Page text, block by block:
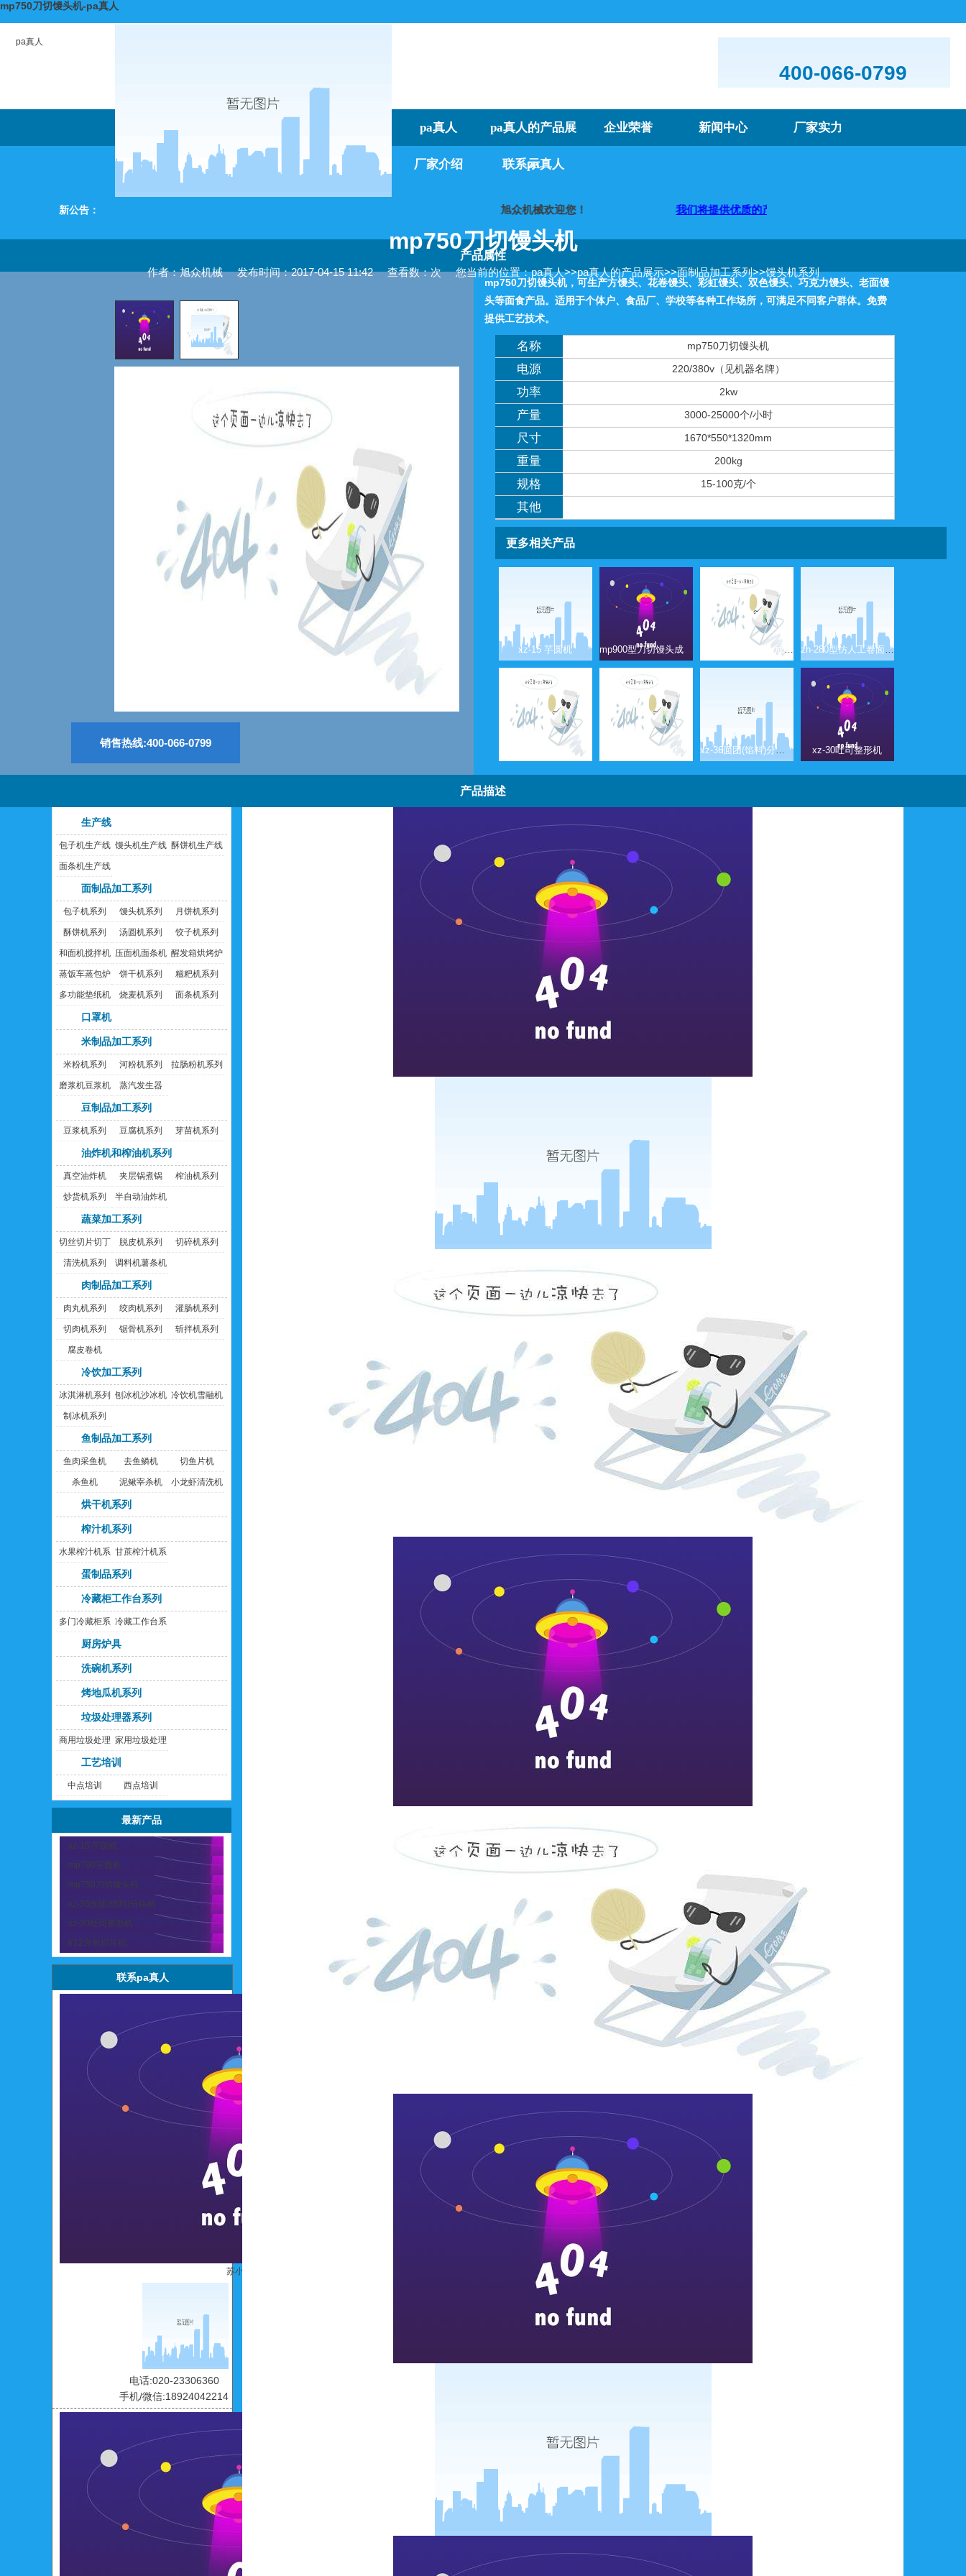
mp750刀切馒头机-pa真人
pa真人
400-066-0799
pa真人 pa真人的产品展
示
企业荣誉 新闻中心 厂家实力
厂家介绍 联系pa真人
新公告： 旭众机械欢迎您！ 我们将提供优质的产品及服务，欢迎咨询购买
mp750刀切馒头机
作者：旭众机械 发布时间：2017-04-15 11:42 查看数：次 您当前的位置：pa真人>>pa真人的产品展示>>面制品加工系列>>馒头机系列
产品属性
销售热线:400-066-0799
mp750刀切馒头机，可生产方馒头、花卷馒头、彩虹馒头、双色馒头、巧克力馒头、老面馒
头等面食产品。适用于个体户、食品厂、学校等各种工作场所，可满足不同客户群体。免费
提供工艺技术。
名称 mp750刀切馒头机
电源 220/380v（见机器名牌）
功率 2kw
产量 3000-25000个/小时
尺寸 1670*550*1320mm
重量 200kg
规格 15-100克/个
其他
更多相关产品
xz-15 芋圆机 mp900型刀切馒头成型机 mp800型刀切馒头成型机 zh-280型仿人工卷面式包子机馒头机
mp760芋圆机 mp750刀切馒头机 xz-36面团(馅料)分块机 xz-30吐司整形机
产品描述
生产线
包子机生产线 馒头机生产线 酥饼机生产线
面条机生产线
面制品加工系列
包子机系列 馒头机系列 月饼机系列
酥饼机系列 汤圆机系列 饺子机系列
和面机搅拌机 压面机面条机 醒发箱烘烤炉
蒸饭车蒸包炉 饼干机系列 糍粑机系列
多功能垫纸机 烧麦机系列 面条机系列
口罩机
米制品加工系列
米粉机系列 河粉机系列 拉肠粉机系列
磨浆机豆浆机 蒸汽发生器
豆制品加工系列
豆浆机系列 豆腐机系列 芽苗机系列
油炸机和榨油机系列
真空油炸机 夹层锅煮锅 榨油机系列
炒货机系列 半自动油炸机
蔬菜加工系列
切丝切片切丁
机
脱皮机系列 切碎机系列
清洗机系列 调料机薯条机
肉制品加工系列
肉丸机系列 绞肉机系列 灌肠机系列
切肉机系列 锯骨机系列 斩拌机系列
腐皮卷机
冷饮加工系列
冰淇淋机系列 刨冰机沙冰机 冷饮机雪融机
制冰机系列
鱼制品加工系列
鱼肉采鱼机 去鱼鳞机 切鱼片机
杀鱼机 泥鳅宰杀机 小龙虾清洗机
烘干机系列
榨汁机系列
水果榨汁机系
列
甘蔗榨汁机系
蛋制品系列
冷藏柜工作台系列
多门冷藏柜系
列
冷藏工作台系
厨房炉具
洗碗机系列
烤地瓜机系列
垃圾处理器系列
商用垃圾处理
器
家用垃圾处理
工艺培训
中点培训 西点培训
最新产品
xz-15 芋圆机
mp760芋圆机
mp750刀切馒头机
xz-36面团(馅料)分块机
xz-30吐司整形机
tr12方包切片机
联系pa真人
苏小碧
电话:020-23306360
手机/微信:18924042214